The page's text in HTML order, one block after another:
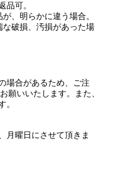
品可。
、明らかに違う場合。
破損、汚損があった場
場合があるため、ご注
願いいたします。また、
。
月曜日にさせて頂きま